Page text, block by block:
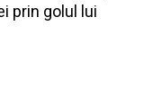
prin golul lui